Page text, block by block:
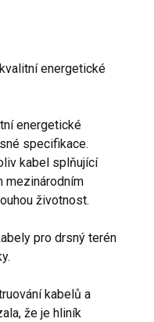
energetické
energetické
specifikace.
kabel splňující
mezinárodním
životnost.
pro drsný terén
kabelů a
že je hliník